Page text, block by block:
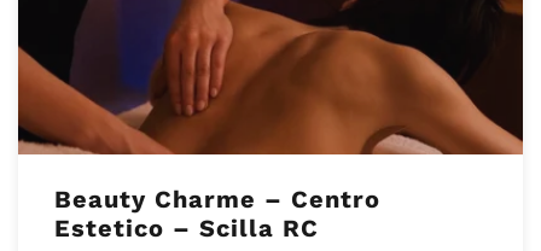
Beauty Charme – Centro
Estetico – Scilla RC